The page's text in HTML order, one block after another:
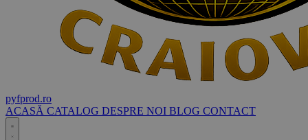
pyfprod.ro
ACASĂ CATALOG DESPRE NOI BLOG CONTACT